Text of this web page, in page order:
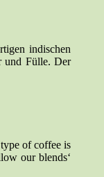
indischen
und Fülle. Der
of coffee is
our blends‘